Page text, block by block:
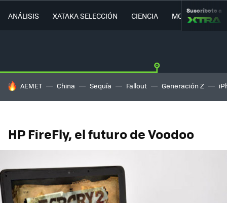
ANÁLISIS XATAKA SELECCIÓN CIENCIA MOVILIDAD
Suscríbete a
HOY SE HABLA DE
AEMET China Sequía Fallout Generación Z
HP FireFly, el futuro de Voodoo